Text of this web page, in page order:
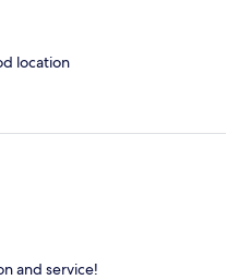
location
and service!